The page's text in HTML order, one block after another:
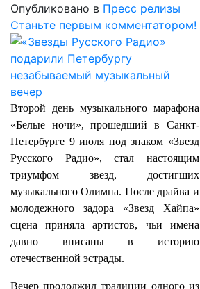
Опубликовано в Пресс релизы
Станьте первым комментатором!
Второй день музыкального марафона
«Белые ночи», прошедший в Санкт-
Петербурге 9 июля под знаком «Звезд
Русского Радио», стал настоящим
триумфом звезд, достигших
музыкального Олимпа. После драйва и
молодежного задора «Звезд Хайпа»
сцена приняла артистов, чьи имена
давно вписаны в историю
отечественной эстрады.
Вечер продолжил традиции одного из